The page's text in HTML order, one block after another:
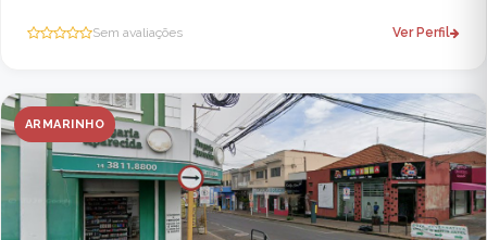
Sem avaliações Ver Perfil
ARMARINHO